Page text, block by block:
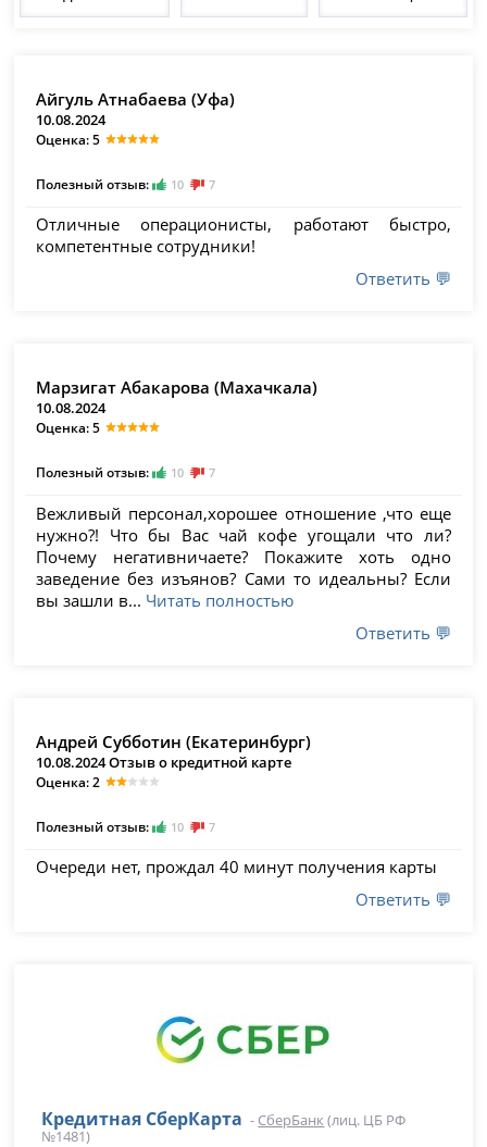
Айгуль Атнабаева (Уфа)
10.08.2024
Оценка: 5
Полезный отзыв: 10 7
Отличные операционисты, работают быстро,
компетентные сотрудники!
Ответить 💬
Марзигат Абакарова (Махачкала)
10.08.2024
Оценка: 5
Полезный отзыв: 10 7
Вежливый персонал,хорошее отношение ,что еще
нужно?! Что бы Вас чай кофе угощали что ли?
Почему негативничаете? Покажите хоть одно
заведение без изъянов? Сами то идеальны? Если
вы зашли в... Читать полностью
Ответить 💬
Андрей Субботин (Екатеринбург)
10.08.2024 Отзыв о кредитной карте
Оценка: 2
Полезный отзыв: 10 7
Очереди нет, прождал 40 минут получения карты
Ответить 💬
Кредитная СберКарта - СберБанк (лиц. ЦБ РФ
№1481)